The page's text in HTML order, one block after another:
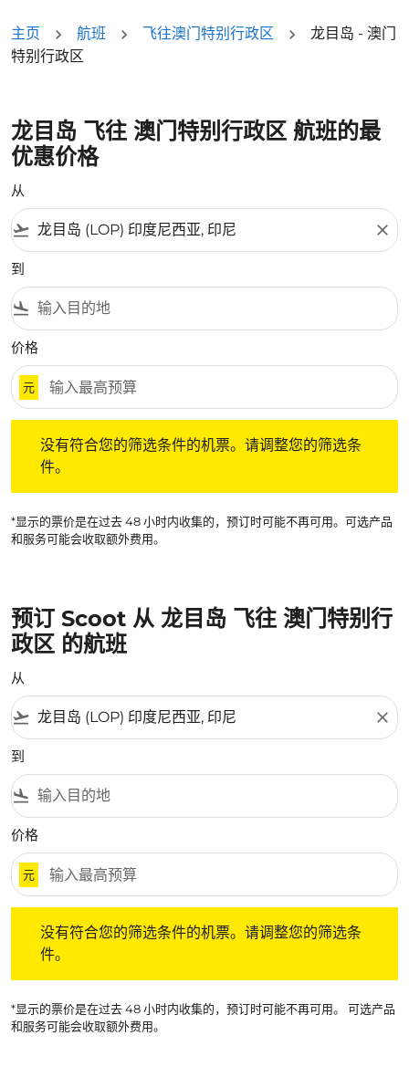
主页 航班 飞往澳门特别行政区
龙目岛 - 澳门
特别行政区
龙目岛 飞往 澳门特别行政区 航班的最
优惠价格
从
flight_takeoff close
到
flight_land
价格
元
没有符合您的筛选条件的机票。请调整您的筛选条
件。
*显示的票价是在过去 48 小时内收集的，预订时可能不再可用。可选产品
和服务可能会收取额外费用。
预订 Scoot 从 龙目岛 飞往 澳门特别行
政区 的航班
从
flight_takeoff close
到
flight_land
价格
元
没有符合您的筛选条件的机票。请调整您的筛选条
件。
*显示的票价是在过去 48 小时内收集的，预订时可能不再可用。 可选产品
和服务可能会收取额外费用。